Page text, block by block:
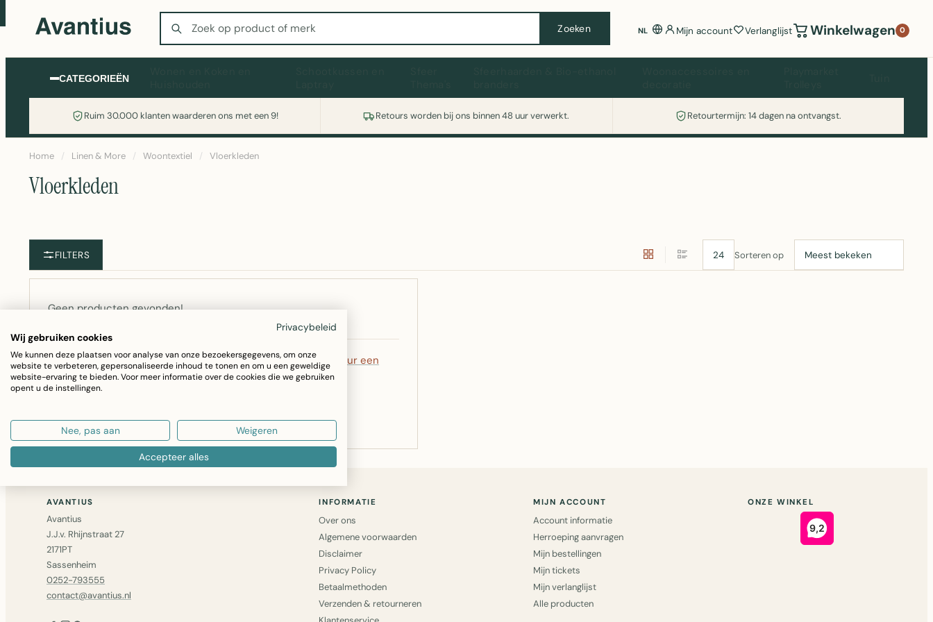
Zoeken
Zoeken NL Mijn account Verlanglijst Winkelwagen 0
CATEGORIEËN
Ruim 30.000 klanten waarderen ons met een 9! Retours worden bij ons binnen 48 uur verwerkt. Retourtermijn: 14 dagen na ontvangst.
Wasmachine of koelkast nodig? Vergelijk alle prijzen op Witgoedaanbod.nl
Home / Linen & More / Woontextiel / Vloerkleden
Vloerkleden
FILTERS Sorteren op
Geen producten gevonden!
Niet gevonden wat u zocht? Bel ons op0252 – 793555of
stuur een
bericht— we zoeken het voor u op.
GA VERDER MET WINKELEN
AVANTIUS
Avantius
J.J.v. Rhijnstraat 27
2171PT
Sassenheim
0252-793555
contact@avantius.nl
INFORMATIE
Over ons
Algemene voorwaarden
Disclaimer
Privacy Policy
Betaalmethoden
Verzenden & retourneren
MIJN ACCOUNT
Account informatie
Herroeping aanvragen
Mijn bestellingen
Mijn tickets
Mijn verlanglijst
Alle producten
ONZE WINKEL
Privacybeleid
Wij gebruiken cookies
We kunnen deze plaatsen voor analyse van onze bezoekersgegevens, om onze
website te verbeteren, gepersonaliseerde inhoud te tonen en om u een geweldige
website-ervaring te bieden. Voor meer informatie over de cookies die we gebruiken
opent u de instellingen.
Nee, pas aan Weigeren
Accepteer alles